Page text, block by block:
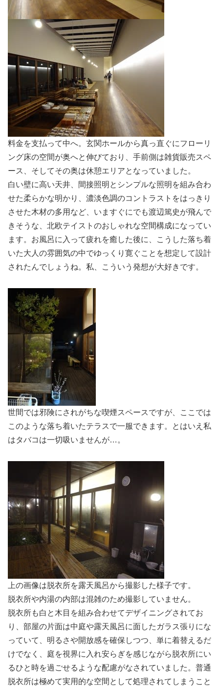
料金を支払って中へ。玄関ホールから真っ直ぐにフローリ
ング床の空間が奥へと伸びており、手前側は雑貨販売スペ
ース、そしてその奥は休憩エリアとなっていました。
白い壁に高い天井、間接照明とシンプルな照明を組み合わ
せた柔らかな明かり、濃淡色調のコントラストをはっきり
させた木材の多用など、いますぐにでも渡辺篤史が飛んで
きそうな、北欧テイストのおしゃれな空間構成になってい
ます。お風呂に入って疲れを癒した後に、こうした落ち着
いた大人の雰囲気の中でゆっくり寛ぐことを想定して設計
されたんでしょうね。私、こういう発想が大好きです。
世間では邪険にされがちな喫煙スペースですが、ここでは
このような落ち着いたテラスで一服できます。とはいえ私
はタバコは一切吸いませんが…。
上の画像は脱衣所を露天風呂から撮影した様子です。
脱衣所や内湯の内部は混雑のため撮影していません。
脱衣所も白と木目を組み合わせてデザイニングされてお
り、部屋の片面は中庭や露天風呂に面したガラス張りにな
っていて、明るさや開放感を確保しつつ、単に着替えるだ
けでなく、庭を視界に入れ安らぎを感じながら脱衣所にい
るひと時を過ごせるような配慮がなされていました。普通
脱衣所は極めて実用的な空間として処理されてしまうこと